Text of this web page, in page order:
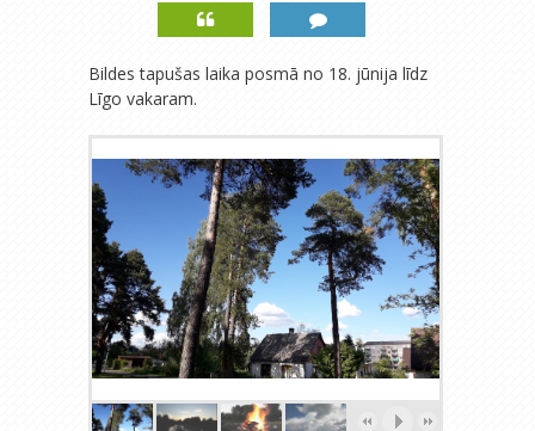
Bildes tapušas laika posmā no 18. jūnija līdz
Līgo vakaram.